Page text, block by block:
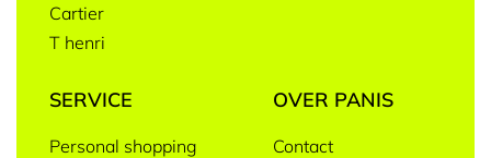
Cartier
T henri
SERVICE
Personal shopping
OVER PANIS
Contact